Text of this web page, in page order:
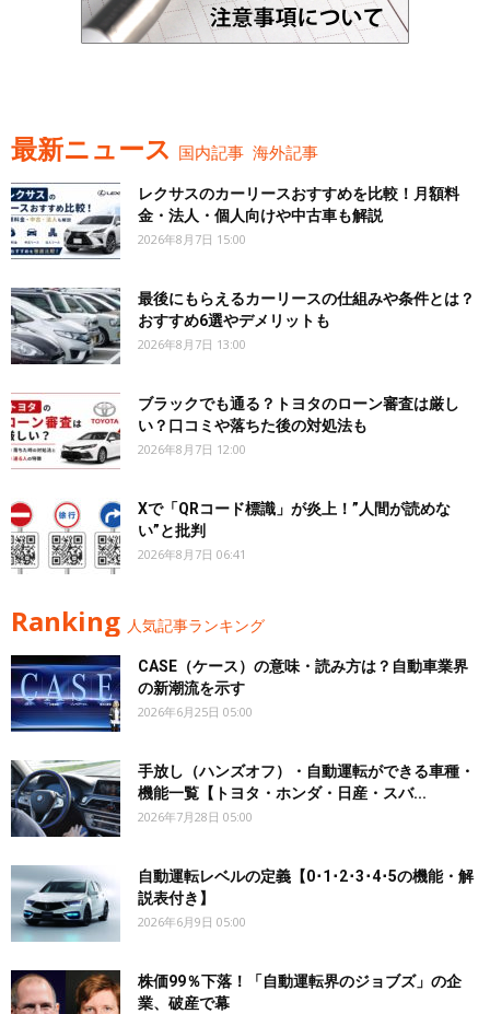
最新ニュース 国内記事 海外記事
レクサスのカーリースおすすめを比較！月額料
金・法人・個人向けや中古車も解説
2026年8月7日 15:00
最後にもらえるカーリースの仕組みや条件とは？
おすすめ6選やデメリットも
2026年8月7日 13:00
ブラックでも通る？トヨタのローン審査は厳し
い？口コミや落ちた後の対処法も
2026年8月7日 12:00
Xで「QRコード標識」が炎上！”人間が読めな
い”と批判
2026年8月7日 06:41
Ranking 人気記事ランキング
CASE（ケース）の意味・読み方は？自動車業界
の新潮流を示す
2026年6月25日 05:00
手放し（ハンズオフ）・自動運転ができる車種・
機能一覧【トヨタ・ホンダ・日産・スバ...
2026年7月28日 05:00
自動運転レベルの定義【0･1･2･3･4･5の機能・解
説表付き】
2026年6月9日 05:00
株価99％下落！「自動運転界のジョブズ」の企
業、破産で幕